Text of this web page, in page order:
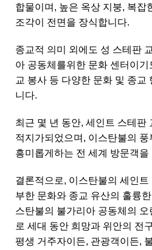
합물이며, 높은 옥상 지붕, 복잡
조각이 전면을 장식합니다.
종교적 의미 외에도 성 스테판
아 공동체를위한 문화 센터이
교 봉사 등 다양한 문화 및 종교
니다.
최근 몇 년 동안, 세인트 스테판
적지가되었으며, 이스탄불의
흥미롭게하는 전 세계 방문객을
결론적으로, 이스탄불의 세인
부한 문화와 종교 유산의 훌륭
스탄불의 불가리아 공동체의
로 세대 동안 희망과 위안의 전
평생 거주자이든, 관광객이든,